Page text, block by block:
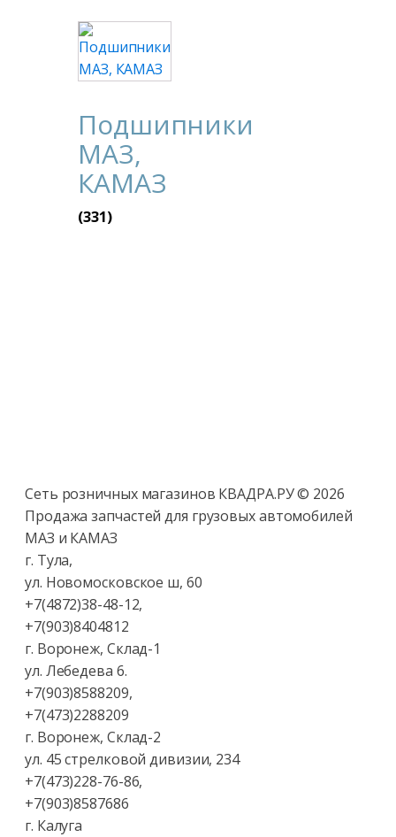
Подшипники
МАЗ,
КАМАЗ
(331)
Сеть розничных магазинов КВАДРА.РУ © 2026
Продажа запчастей для грузовых автомобилей
МАЗ и КАМАЗ
г. Тула,
ул. Новомосковское ш, 60
+7(4872)38-48-12,
+7(903)8404812
г. Воронеж, Склад-1
ул. Лебедева 6.
+7(903)8588209,
+7(473)2288209
г. Воронеж, Склад-2
ул. 45 стрелковой дивизии, 234
+7(473)228-76-86,
+7(903)8587686
г. Калуга